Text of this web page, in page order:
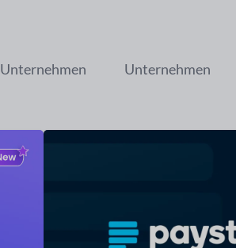
Unternehmen Unternehmen